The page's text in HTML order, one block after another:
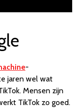
-
jaren wel wat
Mensen zijn
TikTok zo goed.